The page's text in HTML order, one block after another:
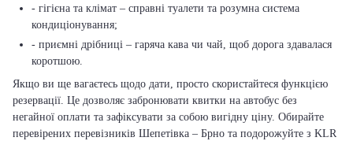
- гігієна та клімат – справні туалети та розумна система
кондиціонування;
- приємні дрібниці – гаряча кава чи чай, щоб дорога здавалася
коротшою.
Якщо ви ще вагаєтесь щодо дати, просто скористайтеся функцією
резервації. Це дозволяє забронювати квитки на автобус без
негайної оплати та зафіксувати за собою вигідну ціну. Обирайте
перевірених перевізників Шепетівка – Брно та подорожуйте з KLR